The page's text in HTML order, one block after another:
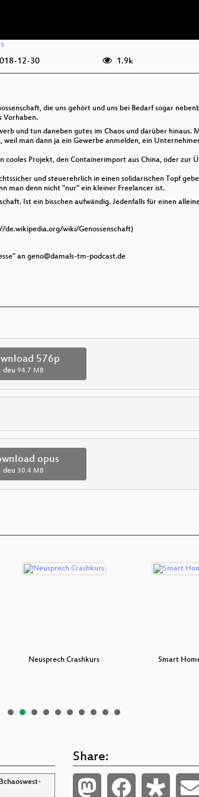
12-30 1.9k
die uns gehört und uns bei Bedarf sogar
Vorhaben.
und tun daneben gutes im Chaos und darüber hinaus.
man dann ja ein Gewerbe anmelden, ein
cooles Projekt, den Containerimport aus China, oder zur
und steuerehrlich in einen solidarischen Topf
man denn nicht "nur" ein kleiner Freelancer ist.
Ist ein bisschen aufwändig. Jedenfalls für einen
wiki/Genossenschaft)
an geno@damals-tm-podcast.de
576p
deu 94.7 MB
opus
deu 30.4 MB
Neusprech Crashkurs Smart
Share: